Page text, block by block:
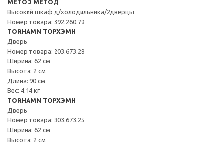
METOD МЕТОД
Высокий шкаф д/холодильника/2дверцы
Номер товара: 392.260.79
TORHAMN ТОРХЭМН
Дверь
Номер товара: 203.673.28
Ширина: 62 см
Высота: 2 см
Длина: 90 см
Вес: 4.14 кг
TORHAMN ТОРХЭМН
Дверь
Номер товара: 803.673.25
Ширина: 62 см
Высота: 2 см